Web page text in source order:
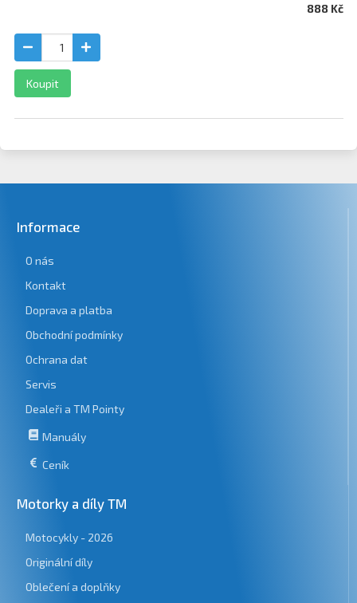
888 Kč
Koupit
Informace
O nás
Kontakt
Doprava a platba
Obchodní podmínky
Ochrana dat
Servis
Dealeři a TM Pointy
Manuály
Ceník
Motorky a díly TM
Motocykly - 2026
Originální díly
Oblečení a doplňky